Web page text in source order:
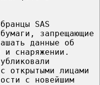
SAS
запрещающие
данные об
и снаряжении.
открытыми лицами
с новейшим